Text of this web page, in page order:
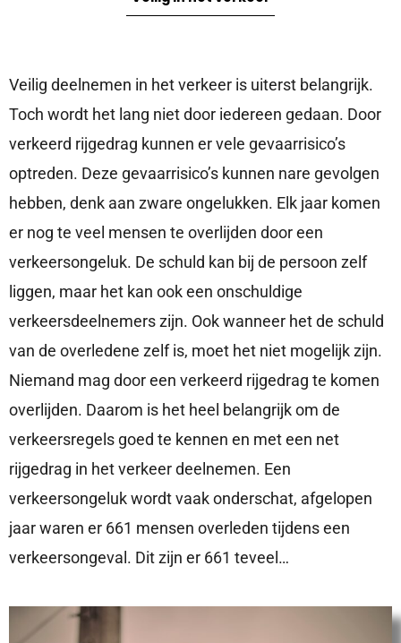
Veilig deelnemen in het verkeer is uiterst belangrijk.
Toch wordt het lang niet door iedereen gedaan. Door
verkeerd rijgedrag kunnen er vele gevaarrisico’s
optreden. Deze gevaarrisico’s kunnen nare gevolgen
hebben, denk aan zware ongelukken. Elk jaar komen
er nog te veel mensen te overlijden door een
verkeersongeluk. De schuld kan bij de persoon zelf
liggen, maar het kan ook een onschuldige
verkeersdeelnemers zijn. Ook wanneer het de schuld
van de overledene zelf is, moet het niet mogelijk zijn.
Niemand mag door een verkeerd rijgedrag te komen
overlijden. Daarom is het heel belangrijk om de
verkeersregels goed te kennen en met een net
rijgedrag in het verkeer deelnemen. Een
verkeersongeluk wordt vaak onderschat, afgelopen
jaar waren er 661 mensen overleden tijdens een
verkeersongeval. Dit zijn er 661 teveel…